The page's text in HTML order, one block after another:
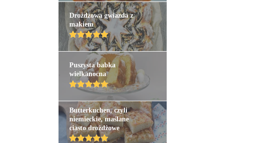
Drożdżowa gwiazda z
makiem
Puszysta babka
wielkanocna
Butterkuchen, czyli
niemieckie, maślane
ciasto drożdżowe